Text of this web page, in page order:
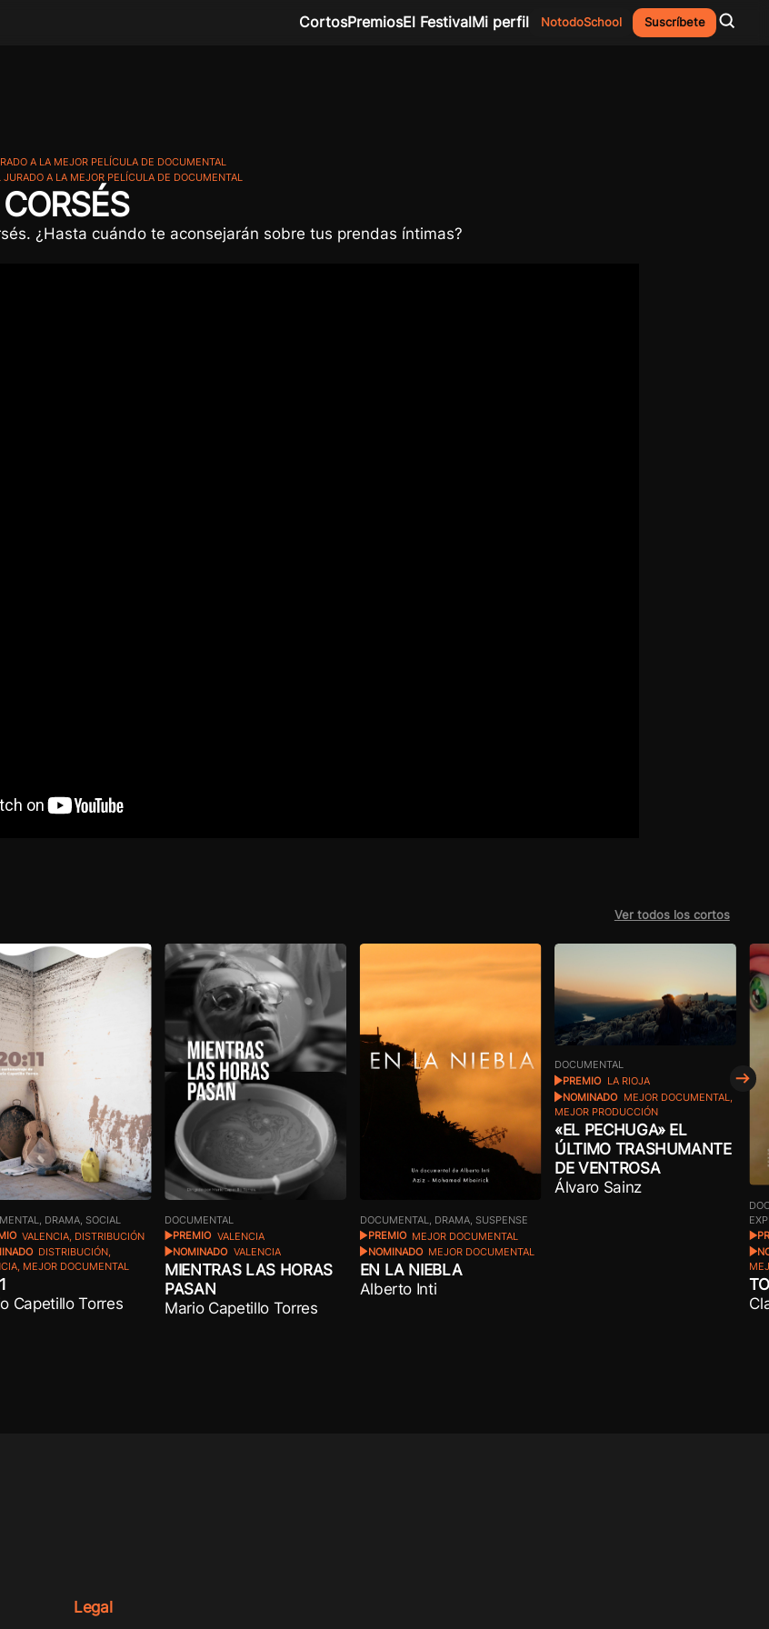
CortosPremiosEl FestivalMi perfil NotodoSchool Suscríbete
A LA MEJOR PELÍCULA DE DOCUMENTAL
JURADO A LA MEJOR PELÍCULA DE DOCUMENTAL
¿Hasta cuándo te aconsejarán sobre tus prendas íntimas?
Ver todos los cortos
DRAMA, SOCIAL
VALENCIA, DISTRIBUCIÓN
DISTRIBUCIÓN,
MEJOR DOCUMENTAL
Capetillo Torres
DOCUMENTAL
PREMIO VALENCIA
NOMINADO VALENCIA
MIENTRAS LAS HORAS
PASAN
Mario Capetillo Torres
DOCUMENTAL, DRAMA, SUSPENSE
PREMIO MEJOR DOCUMENTAL
NOMINADO MEJOR DOCUMENTAL
EN LA NIEBLA
Alberto Inti
DOCUMENTAL
PREMIO
LA RIOJA
NOMINADO
MEJOR DOCUMENTAL,
MEJOR PRODUCCIÓN
«EL PECHUGA» EL
ÚLTIMO TRASHUMANTE
DE VENTROSA
Álvaro Sainz
Legal